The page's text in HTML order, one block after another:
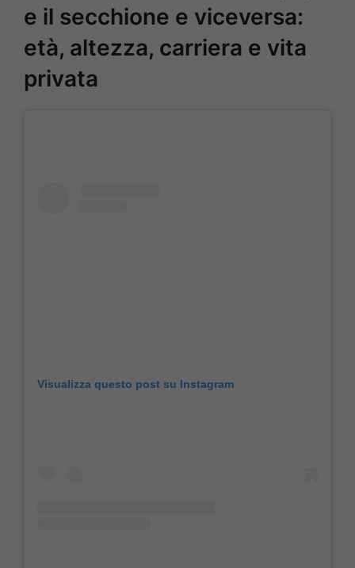
e il secchione e viceversa:
età, altezza, carriera e vita
privata
Visualizza questo post su Instagram